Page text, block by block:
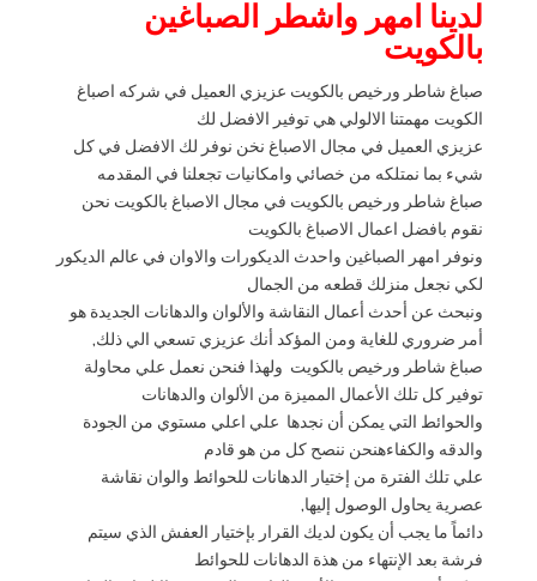
لدينا امهر واشطر الصباغين
بالكويت
صباغ شاطر ورخيص بالكويت عزيزي العميل في شركه اصباغ
الكويت مهمتنا الالولي هي توفير الافضل لك
عزيزي العميل في مجال الاصباغ نخن نوفر لك الافضل في كل
شيء بما نمتلكه من خصائي وامكانيات تجعلنا في المقدمه
صباغ شاطر ورخيص بالكويت في مجال الاصباغ بالكويت نحن
نقوم بافضل اعمال الاصباغ بالكويت
ونوفر امهر الصباغين واحدث الديكورات والاوان في عالم الديكور
لكي نجعل منزلك قطعه من الجمال
ونبحث عن أحدث أعمال النقاشة والألوان والدهانات الجديدة هو
أمر ضروري للغاية ومن المؤكد أنك عزيزي تسعي الي ذلك,
صباغ شاطر ورخيص بالكويت ولهذا فنحن نعمل علي محاولة
توفير كل تلك الأعمال المميزة من الألوان والدهانات
والحوائط التي يمكن أن نجدها علي اعلي مستوي من الجودة
والدقه والكفاءهنحن ننصح كل من هو قادم
علي تلك الفترة من إختيار الدهانات للحوائط والوان نقاشة
عصرية يحاول الوصول إليها,
دائماً ما يجب أن يكون لديك القرار بإختيار العفش الذي سيتم
فرشة بعد الإنتهاء من هذة الدهانات للحوائط